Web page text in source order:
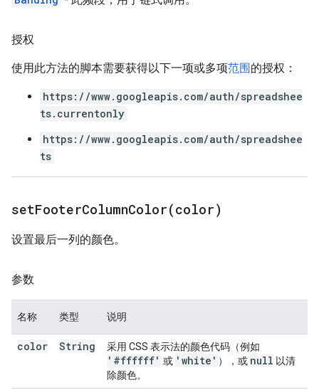
授权
使用此方法的脚本需要获得以下一项或多项范围的授权：
https://www.googleapis.com/auth/spreadshee
ts.currentonly
https://www.googleapis.com/auth/spreadshee
ts
setFooterColumnColor(color)
设置最后一列的颜色。
参数
名称 类型 说明
color String 采用 CSS 表示法的颜色代码（例如
'#ffffff' 或 'white' ），或 null 以清
除颜色。